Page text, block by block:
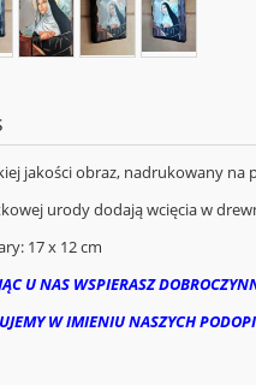
jakości obraz, nadrukowany na
urody dodają wcięcia w
17 x 12 cm
U NAS WSPIERASZ
W IMIENIU NASZYCH